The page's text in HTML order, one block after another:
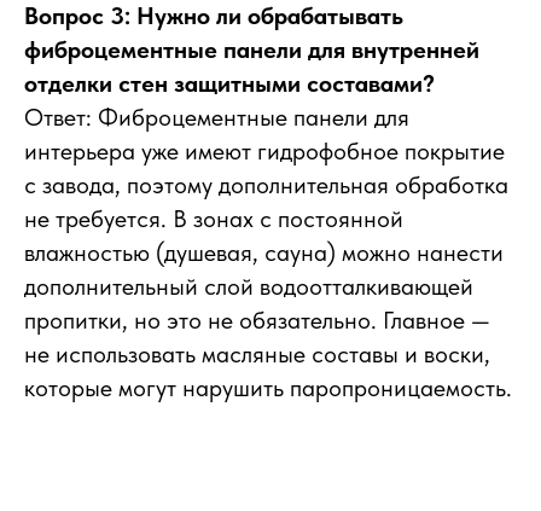
Вопрос 3: Нужно ли обрабатывать
фиброцементные панели для внутренней
отделки стен защитными составами?
Ответ: Фиброцементные панели для
интерьера уже имеют гидрофобное покрытие
с завода, поэтому дополнительная обработка
не требуется. В зонах с постоянной
влажностью (душевая, сауна) можно нанести
дополнительный слой водоотталкивающей
пропитки, но это не обязательно. Главное —
не использовать масляные составы и воски,
которые могут нарушить паропроницаемость.